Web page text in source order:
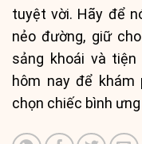
tuyệt vời. Hãy để
nẻo đường, giữ
sảng khoái và
hôm nay để khám
chọn chiếc bình